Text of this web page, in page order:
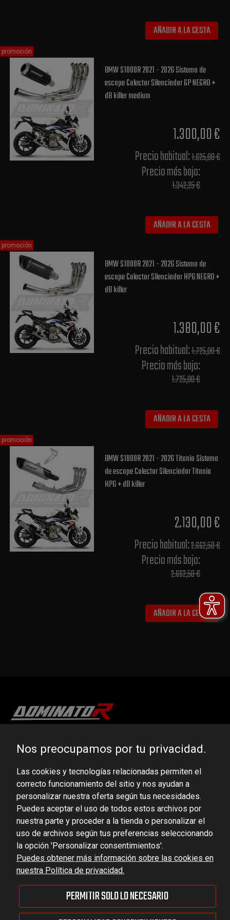
AÑADIR A LA CESTA
BMW S1000R 2021 - 2026 Sistema de
escape Colector Silenciador GP NEGRO +
dB killer medium
1.300,00 €
Precio habitual​:1.625,00 €
Precio más bajo​:
1.342,25 €
AÑADIR A LA CESTA
promoción
BMW S1000R 2021 - 2026 Sistema de
escape Colector Silenciador HP6 NEGRO +
dB killer
1.380,00 €
Precio habitual​:1.725,00 €
Precio más bajo​:
1.725,00 €
AÑADIR A LA CESTA
promoción
BMW S1000R 2021 - 2026 Titanio Sistema
de escape Colector Silenciador Titanio
HP6 + dB killer
2.130,00 €
Precio habitual​:2.662,50 €
Precio más bajo​:
2.662,50 €
AÑADIR A LA CESTA
promoción
DOMINATOR GROUP Sp. z o.o.
Ludowa 59, 43-514 Kaniów, POLAND
VAT ID No.: 6521751083
dominator@dominator.pl
© Copyright 2022 | Dominator Group Sp. z o. o.
MOSTRAR LA VERSIÓN COMPLETA DEL SITIO
Nos preocupamos por tu privacidad.
Las cookies y tecnologías relacionadas permiten el
correcto funcionamiento del sitio y nos ayudan a
personalizar nuestra oferta según tus necesidades.
Puedes aceptar el uso de todos estos archivos por
nuestra parte y proceder a la tienda o personalizar el
uso de archivos según tus preferencias seleccionando
la opción 'Personalizar consentimientos'.
Puedes obtener más información sobre las cookies en
nuestra Política de privacidad.
PERMITIR SOLO LO NECESARIO